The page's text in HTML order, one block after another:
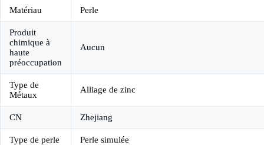
Matériau Perle
Produit
chimique à
haute
préoccupation
Aucun
Type de
Métaux
Alliage de zinc
CN Zhejiang
Type de perle Perle simulée